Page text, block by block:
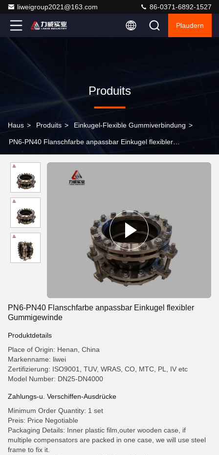
liweigroup2021@163.com 86-0371-6892-1527
Plaudern
Produits
Haus > Produits > Einkugel-Flexible Gummiverbindung >
PN6-PN40 Flanschfarbe anpassbar Einkugel flexibler
PN6-PN40 Flanschfarbe anpassbar Einkugel flexibler
Gummigewinde
Produktdetails
Place of Origin: Henan, China
Markenname: liwei
Zertifizierung: ISO9001, TUV, WRAS, CO, MTC, PL, IV etc
Model Number: DN25-DN4000
Zahlungs-u. Verschiffen-Ausdrücke
Minimum Order Quantity: 1 set
Preis: Price Negotiable
Packaging Details: Inner plastic film,outer wooden case, if
multiple compensators are packed in one case, we will use steel
frame to fix it.